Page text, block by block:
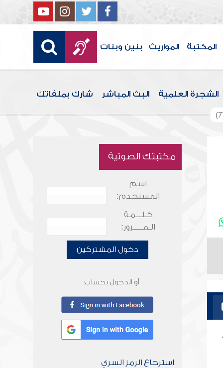
المكتبة المواريث بنين وبنات
الشجرة العلمية البث المباشر شارك بملفاتك
مكتبتك الصوتية
اسم
المستخدم:
كـلـــمـة
الـمـــــرور:
دخول المشتركين
أو الدخول بحساب
استرجاع الرمز السري